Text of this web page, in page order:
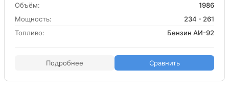
Объём:
1986
Мощность:
234 - 261
Топливо:
Бензин АИ-92
Подробнее Сравнить